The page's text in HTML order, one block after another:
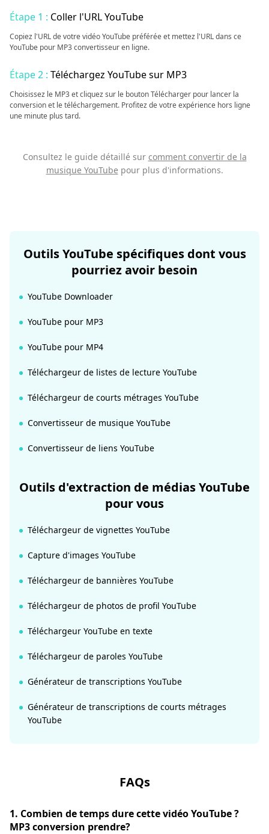
Étape 1 : Coller l'URL YouTube
Copiez l'URL de votre vidéo YouTube préférée et mettez l'URL dans ce
YouTube pour MP3 convertisseur en ligne.
Étape 2 : Téléchargez YouTube sur MP3
Choisissez le MP3 et cliquez sur le bouton Télécharger pour lancer la
conversion et le téléchargement. Profitez de votre expérience hors ligne
une minute plus tard.
Consultez le guide détaillé sur comment convertir de la
musique YouTube pour plus d'informations.
Outils YouTube spécifiques dont vous
pourriez avoir besoin
YouTube Downloader
YouTube pour MP3
YouTube pour MP4
Téléchargeur de listes de lecture YouTube
Téléchargeur de courts métrages YouTube
Convertisseur de musique YouTube
Convertisseur de liens YouTube
Outils d'extraction de médias YouTube
pour vous
Téléchargeur de vignettes YouTube
Capture d'images YouTube
Téléchargeur de bannières YouTube
Téléchargeur de photos de profil YouTube
Téléchargeur YouTube en texte
Téléchargeur de paroles YouTube
Générateur de transcriptions YouTube
Générateur de transcriptions de courts métrages
YouTube
FAQs
1. Combien de temps dure cette vidéo YouTube ?
MP3 conversion prendre?